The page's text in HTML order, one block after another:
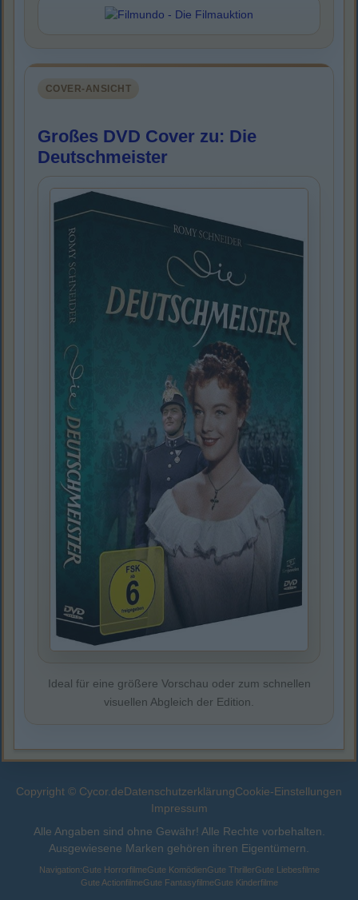
COVER-ANSICHT
Großes DVD Cover zu: Die
Deutschmeister
Ideal für eine größere Vorschau oder zum schnellen
visuellen Abgleich der Edition.
Copyright © Cycor.deDatenschutzerklärungCookie-Einstellungen
Impressum
Alle Angaben sind ohne Gewähr! Alle Rechte vorbehalten.
Ausgewiesene Marken gehören ihren Eigentümern.
Navigation:Gute HorrorfilmeGute KomödienGute ThrillerGute Liebesfilme
Gute ActionfilmeGute FantasyfilmeGute Kinderfilme